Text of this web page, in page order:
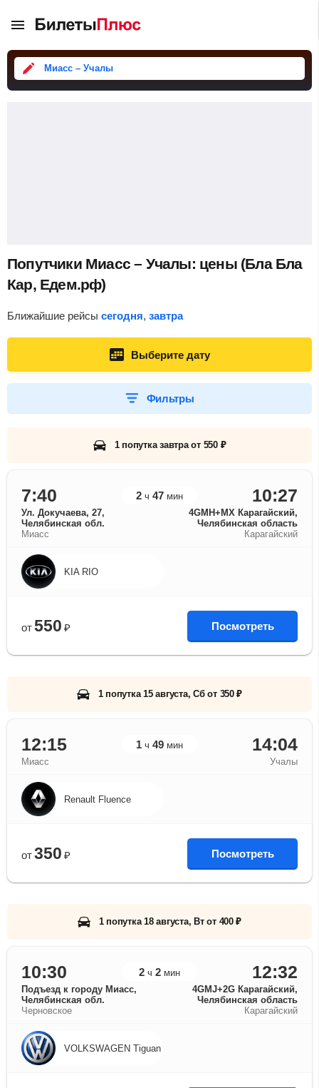
Миасс – Учалы
Попутчики Миасс – Учалы: цены (Бла Бла
Кар, Едем.рф)
Ближайшие рейсы сегодня, завтра
Выберите дату
Фильтры
1 попутка завтра от 550 ₽
7:40 2 ч 47 мин 10:27
Ул. Докучаева, 27,
Челябинская обл.
4GMH+MX Карагайский,
Челябинская область
Миасс
Карагайский
KIA RIO
от 550 ₽ Посмотреть
1 попутка 15 августа, Сб от 350 ₽
12:15 1 ч 49 мин 14:04
Миасс Учалы
Renault Fluence
от 350 ₽ Посмотреть
1 попутка 18 августа, Вт от 400 ₽
10:30 2 ч 2 мин 12:32
Подъезд к городу Миасс,
Челябинская обл.
4GMJ+2G Карагайский,
Челябинская область
Черновское
Карагайский
VOLKSWAGEN Tiguan